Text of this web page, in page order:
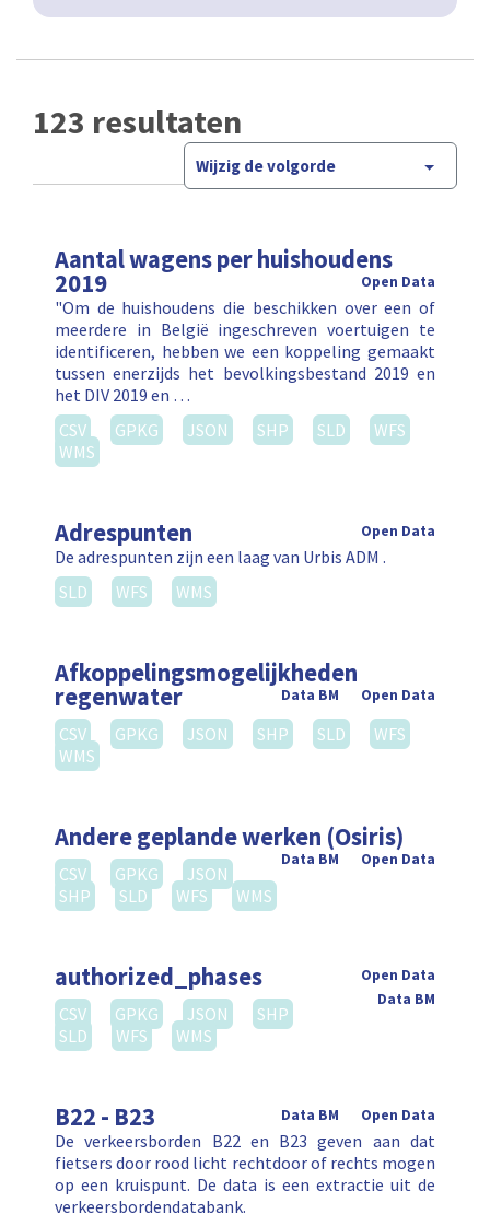
123 resultaten
Wijzig de volgorde
Aantal wagens per huishoudens
2019 Open Data
"Om de huishoudens die beschikken over een of
meerdere in België ingeschreven voertuigen te
identificeren, hebben we een koppeling gemaakt
tussen enerzijds het bevolkingsbestand 2019 en
het DIV 2019 en …
CSV
GPKG JSON SHP SLD
WFS
WMS
Adrespunten Open Data
De adrespunten zijn een laag van Urbis ADM .
SLD
WFS WMS
Afkoppelingsmogelijkheden
regenwater Open Data
Data BM
CSV GPKG JSON SHP SLD
WFS
WMS
Andere geplande werken (Osiris)
Open Data
Data BM
CSV GPKG
JSON
SHP
SLD WFS WMS
authorized_phases
Open Data
Data BM
CSV GPKG JSON
SHP
SLD
WFS WMS
B22 - B23 Open Data
Data BM
De verkeersborden B22 en B23 geven aan dat
fietsers door rood licht rechtdoor of rechts mogen
op een kruispunt. De data is een extractie uit de
verkeersbordendatabank.